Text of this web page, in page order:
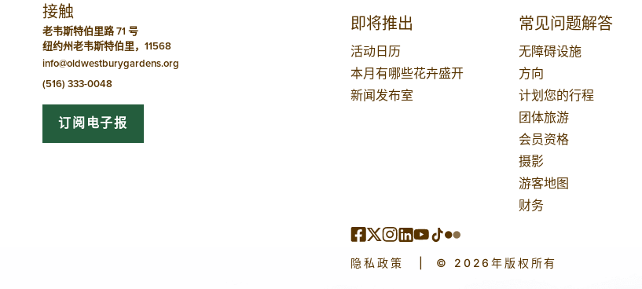
接触
老韦斯特伯里路 71 号
纽约州老韦斯特伯里，11568
info@oldwestburygardens.org
(516) 333-0048
订阅电子报
即将推出
活动日历
本月有哪些花卉盛开
新闻发布室
常见问题解答
无障碍设施
方向
计划您的行程
团体旅游
会员资格
摄影
游客地图
财务
隐私政策 © 2026年版权所有